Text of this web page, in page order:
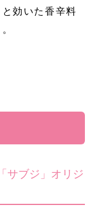
効いた香辛料
サブジ」オリジ